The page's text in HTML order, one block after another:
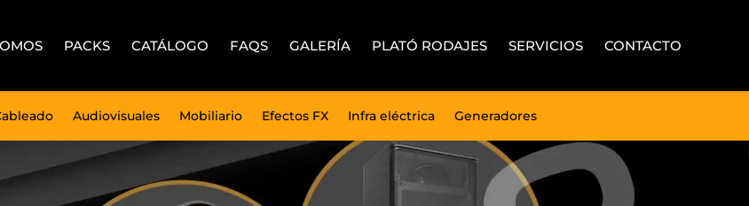
PACKS CATÁLOGO FAQS GALERÍA PLATÓ RODAJES SERVICIOS CONTACTO
Audiovisuales Mobiliario Efectos FX Infra eléctrica Generadores